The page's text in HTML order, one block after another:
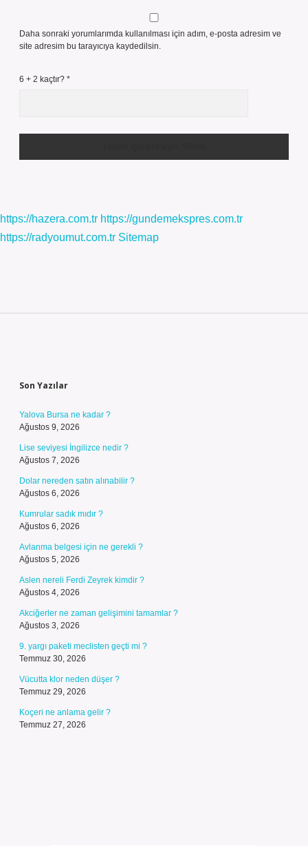
Daha sonraki yorumlarımda kullanılması için adım, e-posta adresim ve
site adresim bu tarayıcıya kaydedilsin.
6 + 2 kaçtır? *
https://hazera.com.tr https://gundemekspres.com.tr
https://radyoumut.com.tr Sitemap
Son Yazılar
Yalova Bursa ne kadar ?
Ağustos 9, 2026
Lise seviyesi İngilizce nedir ?
Ağustos 7, 2026
Dolar nereden satın alınabilir ?
Ağustos 6, 2026
Kumrular sadık mıdır ?
Ağustos 6, 2026
Avlanma belgesi için ne gerekli ?
Ağustos 5, 2026
Aslen nereli Ferdi Zeyrek kimdir ?
Ağustos 4, 2026
Akciğerler ne zaman gelişimini tamamlar ?
Ağustos 3, 2026
9. yargı paketi meclisten geçti mi ?
Temmuz 30, 2026
Vücutta klor neden düşer ?
Temmuz 29, 2026
Koçeri ne anlama gelir ?
Temmuz 27, 2026